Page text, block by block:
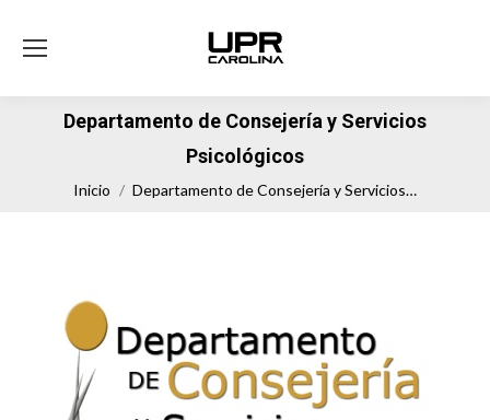
Departamento de Consejería y Servicios
Psicológicos
Estás aquí:
Inicio Departamento de Consejería y Servicios…